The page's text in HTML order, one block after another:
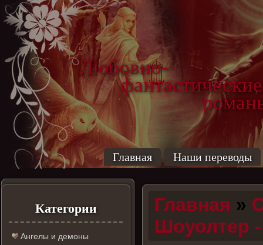
Любовно-
фантастические
Главная Наши переводы
Категории
Ангелы и демоны
Главная »
Шоуолтер